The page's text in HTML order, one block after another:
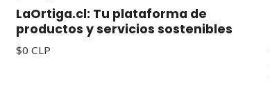
LaOrtiga.cl: Tu plataforma de
productos y servicios sostenibles
$0 CLP